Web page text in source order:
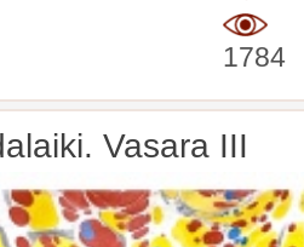
1784
Vasara III